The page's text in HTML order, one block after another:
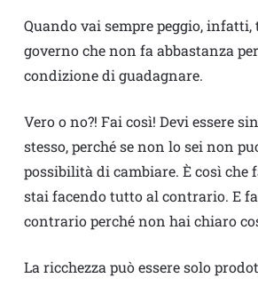
Quando vai sempre peggio,
governo che non fa abbastanza
condizione di guadagnare.
Vero o no?! Fai così! Devi essere
stesso, perché se non lo sei non
possibilità di cambiare. È così che
stai facendo tutto al contrario. E
contrario perché non hai chiaro
La ricchezza può essere solo